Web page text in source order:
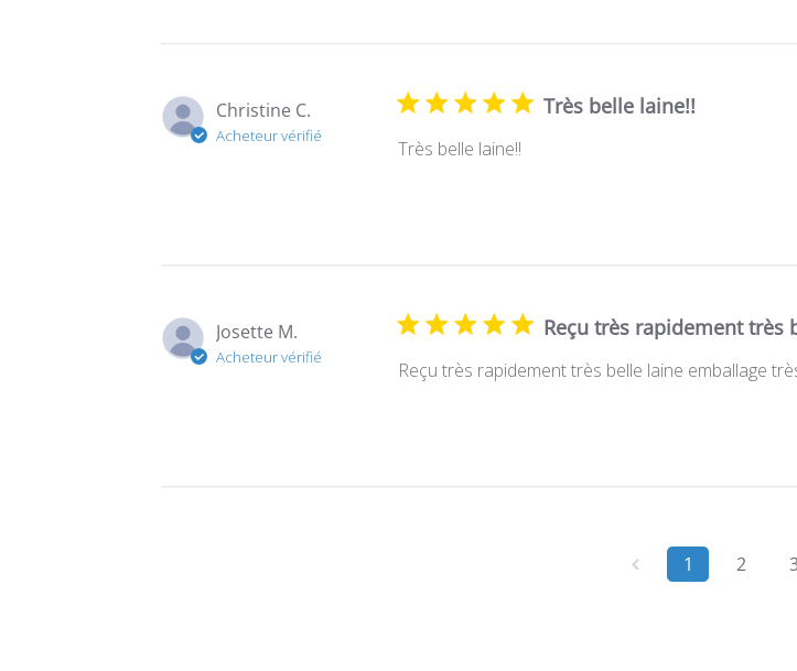
Christine C.
Acheteur vérifié
Très belle laine!!
Très belle laine!!
Josette M.
Acheteur vérifié
Reçu très rapidement très
Reçu très rapidement très belle laine emballage
1 2